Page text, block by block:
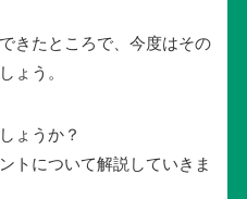
きたところで、今度はその
ょう。
ょうか？
トについて解説していきま